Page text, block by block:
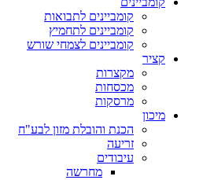
קומביינים לתבואות
קומביינים לתחמיץ
קומביינים לצמחי שורש
קציר
מקצרות
מכסחות
מרסקות
מיכון
הכנת והובלת מזון לבע"ח
זריעה
עיבודים
מחרשה